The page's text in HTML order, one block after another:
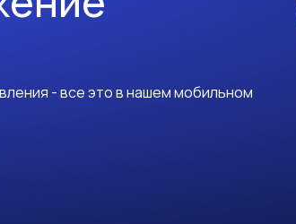
- все это в нашем мобильном